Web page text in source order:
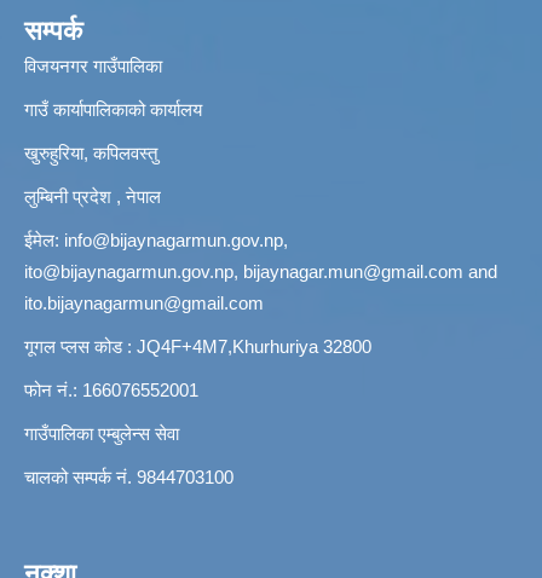
सम्पर्क
विजयनगर गाउँपालिका
गाउँ कार्यापालिकाको कार्यालय
खुरुहुरिया, कपिलवस्तु
लुम्बिनी प्रदेश , नेपाल
ईमेल: info@bijaynagarmun.gov.np,
ito@bijaynagarmun.gov.np, bijaynagar.mun@gmail.com and
ito.bijaynagarmun@gmail.com
गूगल प्लस कोड : JQ4F+4M7,Khurhuriya 32800
फोन नं.: 166076552001
गाउँपालिका एम्बुलेन्स सेवा
चालको सम्पर्क नं. 9844703100